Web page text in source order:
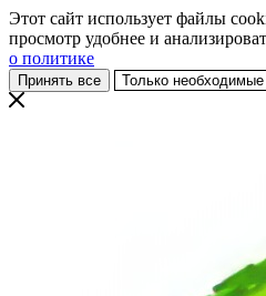
Этот сайт использует файлы
просмотр удобнее и
о политике
Принять все Только необходимые